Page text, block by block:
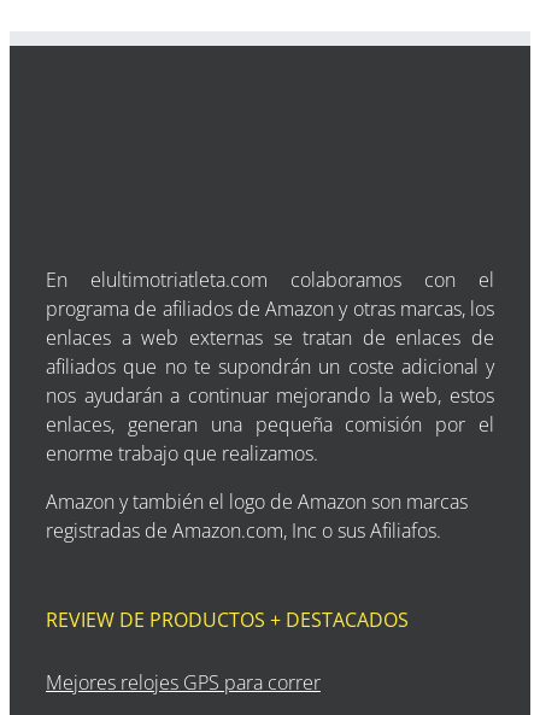
En elultimotriatleta.com colaboramos con el
programa de afiliados de Amazon y otras marcas, los
enlaces a web externas se tratan de enlaces de
afiliados que no te supondrán un coste adicional y
nos ayudarán a continuar mejorando la web, estos
enlaces, generan una pequeña comisión por el
enorme trabajo que realizamos.
Amazon y también el logo de Amazon son marcas
registradas de Amazon.com, Inc o sus Afiliafos.
REVIEW DE PRODUCTOS + DESTACADOS
Mejores relojes GPS para correr